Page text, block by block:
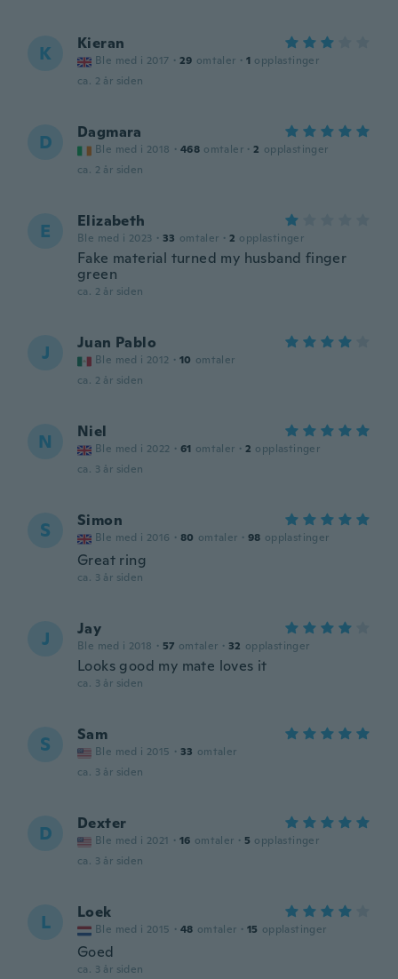
K Kieran
Ble med i 2017 · 29 omtaler · 1 opplastinger
ca. 2 år siden
D Dagmara
Ble med i 2018 · 468 omtaler · 2 opplastinger
ca. 2 år siden
E Elizabeth
Ble med i 2023 · 33 omtaler · 2 opplastinger
Fake material turned my husband finger
green
ca. 2 år siden
J Juan Pablo
Ble med i 2012 · 10 omtaler
ca. 2 år siden
N Niel
Ble med i 2022 · 61 omtaler · 2 opplastinger
ca. 3 år siden
S Simon
Ble med i 2016 · 80 omtaler · 98 opplastinger
Great ring
ca. 3 år siden
J Jay
Ble med i 2018 · 57 omtaler · 32 opplastinger
Looks good my mate loves it
ca. 3 år siden
S Sam
Ble med i 2015 · 33 omtaler
ca. 3 år siden
D Dexter
Ble med i 2021 · 16 omtaler · 5 opplastinger
ca. 3 år siden
L Loek
Ble med i 2015 · 48 omtaler · 15 opplastinger
Goed
ca. 3 år siden